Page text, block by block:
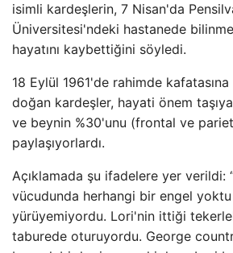
isimli kardeşlerin, 7 Nisan'da
Üniversitesi'ndeki hastanede
hayatını kaybettiğini söyledi.
18 Eylül 1961'de rahimde
doğan kardeşler, hayati önem
ve beynin %30'unu (frontal ve
paylaşıyorlardı.
Açıklamada şu ifadelere yer verildi:
vücudunda herhangi bir engel
yürüyemiyordu. Lori'nin ittiği
taburede oturuyordu. George